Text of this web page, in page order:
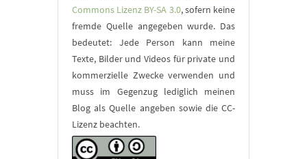
Commons Lizenz BY-SA 3.0, sofern keine
fremde Quelle angegeben wurde. Das
bedeutet: Jede Person kann meine
Texte, Bilder und Videos für private und
kommerzielle Zwecke verwenden und
muss im Gegenzug lediglich meinen
Blog als Quelle angeben sowie die CC-
Lizenz beachten.